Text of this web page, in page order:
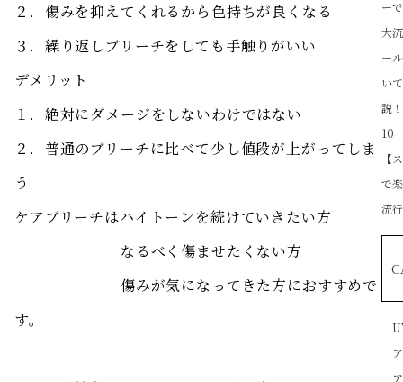
２．傷みを抑えてくれるから色持ちが良くなる
３．繰り返しブリーチをしても手触りがいい
デメリット
１．絶対にダメージをしないわけではない
２．普通のブリーチに比べて少し値段が上がってしま
う
ケアブリーチはハイトーンを続けていきたい方
なるべく傷ませたくない方
傷みが気になってきた方におすすめで
す。
10
【
で
流